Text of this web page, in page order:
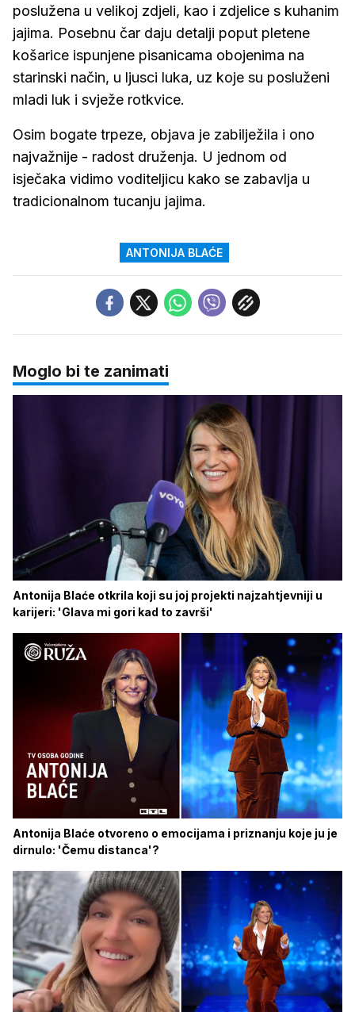
poslužena u velikoj zdjeli, kao i zdjelice s kuhanim
jajima. Posebnu čar daju detalji poput pletene
košarice ispunjene pisanicama obojenima na
starinski način, u ljusci luka, uz koje su posluženi
mladi luk i svježe rotkvice.
Osim bogate trpeze, objava je zabilježila i ono
najvažnije - radost druženja. U jednom od
isječaka vidimo voditeljicu kako se zabavlja u
tradicionalnom tucanju jajima.
ANTONIJA BLAĆE
Moglo bi te zanimati
Antonija Blaće otkrila koji su joj projekti najzahtjevniji u
karijeri: 'Glava mi gori kad to završi'
Antonija Blaće otvoreno o emocijama i priznanju koje ju je
dirnulo: 'Čemu distanca'?